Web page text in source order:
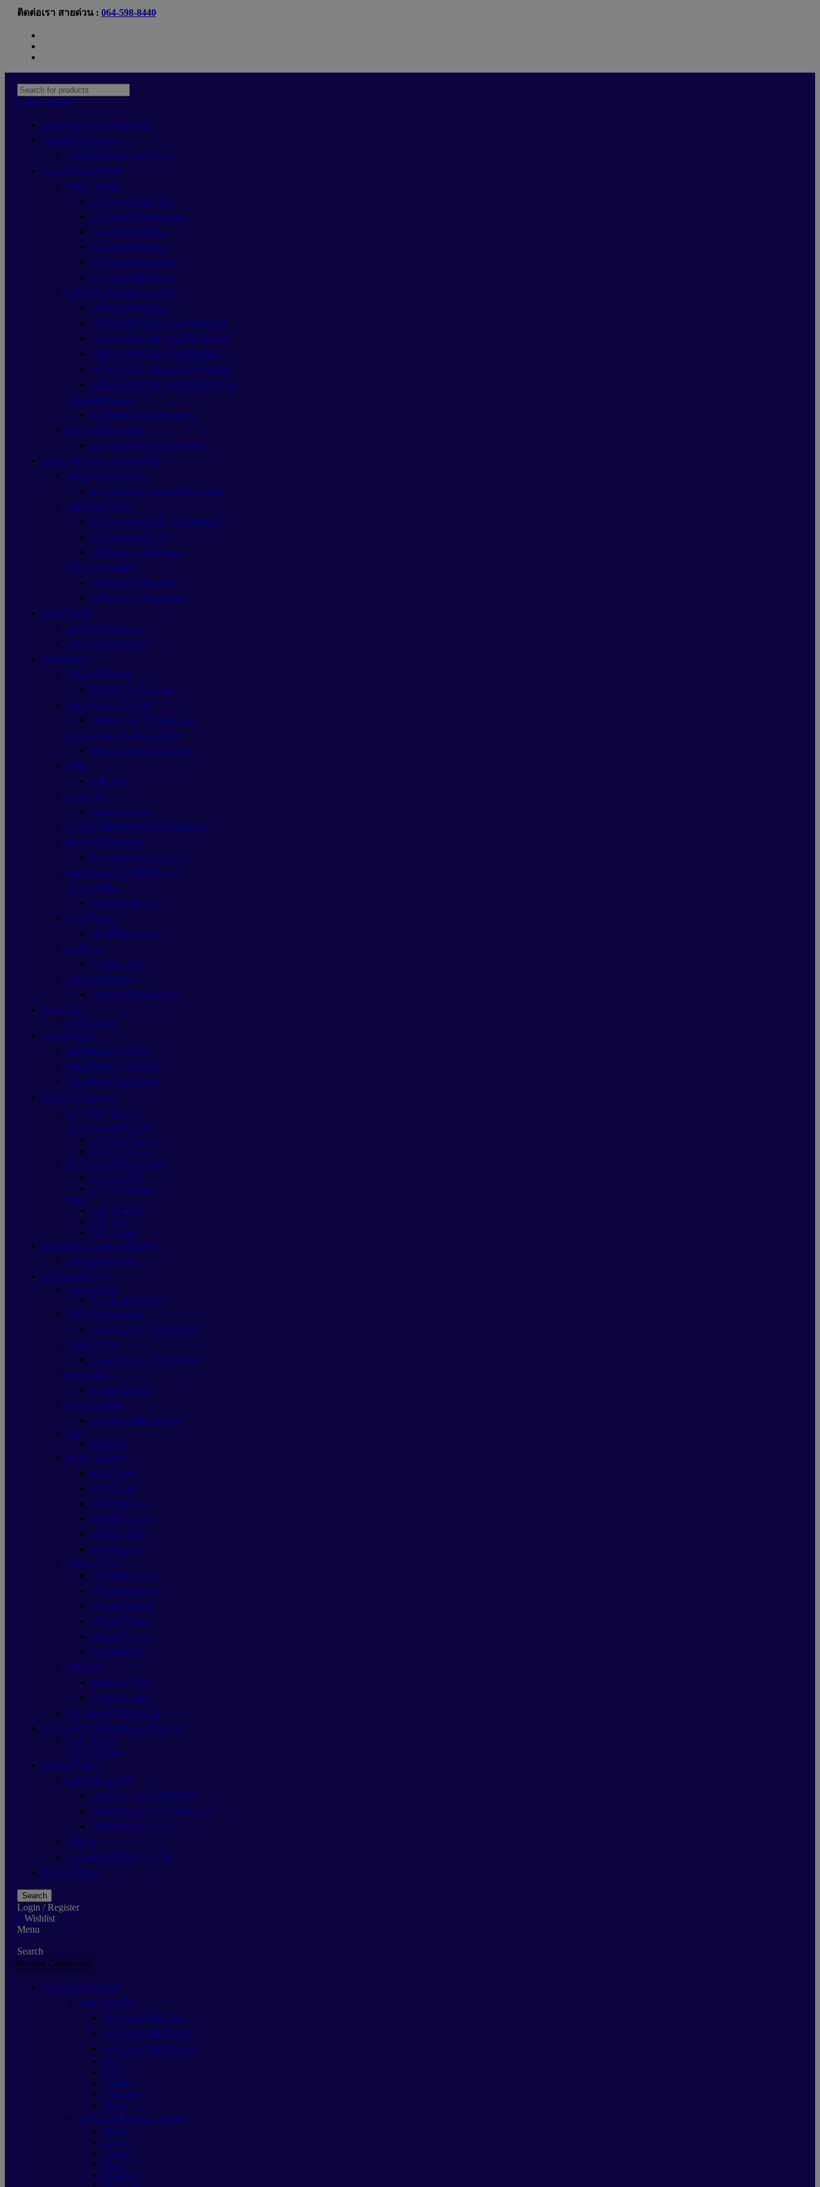
ติดต่อเรา สายด่วน : 064-598-8440
Select category
อุปกรณ์อ่านการ์ดSanDisk
โทรศัพท์สำนักงาน
โทรศัพท์สำนักงาน Cisco
ระบบกล้องวงจรปิด
กล้องวงจรปิด
กล้องวงจรปิดDahua
กล้องวงจรปิดHikvision
กล้องวงจรปิดImou
กล้องวงจรปิดEzviz
กล้องวงจรปิดTp-link
กล้องวงจรปิดHilook
เครื่องบันทึกกล้องวงจรปิด
เครื่องบันทึกDahua
เครื่องบันทึกกล้องวงจรปิดHilook
เครื่องบันทึกกล้องวงจรปิดTp-link
เครื่องบันทึกกล้องวงจรปิดImou
เครื่องบันทึกกล้องวงจรปิดUniarch
เครื่องบันทึกกล้องวงจรปิดHikvision
กล้องติดรถยนต์
กล้องติดรถยนต์Hikvision
อุปกรณ์เสริมกล้อง
อุปกรณ์เสริมกล้องHikvision
อุปกรณ์รักษาความปลอดภัย
เครื่องสแกนใบหน้า
อุปกรณ์ความปลอดภัยHikvision
เครื่องสแกนนิ้ว
เครื่องสแกนลายนิ้วมือHikvision
เครื่องสแกนนิ้วHIP
เครื่องสแกนนิ้วZKteco
เครื่องสแกนบัตร
เครื่องสแกนบัตรHIP
เครื่องสแกนบัตรZKteco
แฟรชไดร์ฟ
แฟรชไดร์ฟApacer
แฟรชไดร์ฟSanDisk
อุปกรณ์ช่าง
คีย์บอร์ดไร้สาย
คีย์บอร์ดไร้สายAsus
เคสเปล่าสมาร์ทโฟน
เคสเปล่าสมาร์ทโฟนAsus
ชุดระบายความร้อนแบบน้ำ
ชุดระบายความร้อนAsus
หูฟัง
หูฟังAsus
เมนบอร์ด
เมนบอร์ดAsus
สายแลนเชื่อมต่ออุปกรณ์เน็ตเวิร์ค
พาวเวอร์ซัพพลาย
พาวเวอร์ซัพพลายAsus
เครื่องอ่าน-เขียนดีวีดีพกพา
ที่แขวนหูฟัง
ที่แขวนหูฟัง Asus
เมาส์ไร้สาย
เมาส์ไร้สายAsus
การ์ดจอ
การ์ดจอAsus
เคสคอมพิวเตอร์
เคสคอมพิวเตอร์Asus
Ram (แรม)
RAM Adata
จอมอนิเตอร์
จอมอนิเตอร์ ASUS
จอมอนิเตอร์ Viewsonic
จอมอนิเตอร์ Samsung
อุปกรณ์เก็บข้อมูล
อุปกรณ์อ่านการ์ด
SD Card (เอสดีการ์ด)
SD Card Sandisk
SD Card Adata
SD Card HDD(ฮาร์ดดิส)
SD Card WD
SD Card Seagate
SSD
SSD Sandisk
SSD WD
SSD Adata
อุปกรณ์ต่อพ่วง/สายเชื่อมต่อ
อะแดปเตอร์ Cisco
อุปกรณ์เน็ตเวิร์ก
Access Point
Access Point Cisco
เครื่องโปรเจคเตอร์
โปรเจคเตอร์ VIEWSONIC
โมดูลไร้สาย
โมดูลไร้สาย VIEWSONIC
สายเคเบิล
สายเคเบิลCisco
ชุดอุปกรณ์ยึด
ชุดอุปกรณ์ยึดInterlink
SFP
SFP Cisco
Switch (สวิตช์)
สวิตช์Cisco
สวิตช์Glink
สวิตซ์D-Link
สวิตซ์Hikvision
สวิตซ์ZyXEL
สวิตซ์Dahua
Router 4G/5G
เร้าเตอร์D-Link
เร้าเตอร์Mercusys
เร้าเตอร์Tp-link
เร้าเตอร์Tenda
เร้าเตอร์ASUS
เร้าเตอร์H3C
สายแลน
สายแลน G link
สายแลน Link
อุปกรณ์ขยายสัญญาณ
NAS (อุปกรณ์เก็บข้อมูลเครือข่าย)
NAS QNAP
NAS Synology
อุปกรณ์ไฟฟ้า
เครื่องสำรองไฟ
เครื่องสำรองไฟ ZIRCON
เครื่องสำรองไฟ Cyber Power
เครื่องสำรองไฟ APC
ปลั๊กไฟ
แบตเตอรี่เครื่องสำรองไฟ
สินค้าทั้งหมด
Search
Login / Register
0 Wishlist
Menu
Search
Browse Categories
ระบบกล้องวงจรปิด
กล้องวงจรปิด
กล้องวงจรปิดDahua
กล้องวงจรปิดUniarch
กล้องวงจรปิดHikvision
Imou
Ezviz
Tp-link
Vstarcam
Hilook
เครื่องบันทึกกล้องวงจรปิด
Dahua
Hilook
Tp-link
Imou
Uniarch